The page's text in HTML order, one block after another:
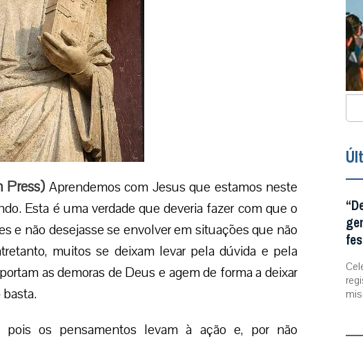
Press) Aprendemos com Jesus que estamos neste
Esta é uma verdade que deveria fazer com que o
e não desejasse se envolver em situações que não
muitos se deixam levar pela dúvida e pela
as demoras de Deus e agem de forma a deixar
os pensamentos levam à ação e, por não